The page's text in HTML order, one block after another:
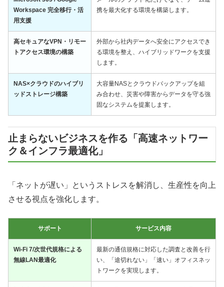
Workspace 完全移行・活
用支援
携を最大化する環境を構築します。
高セキュアなVPN・リモー
トアクセス環境の構築
外部から社内データへ安全にアクセスでき
る環境を整え、ハイブリッドワークを支援
します。
NAS×クラウドのハイブリ
ッドストレージ構築
大容量NASとクラウドバックアップを組
み合わせ、災害や障害からデータを守る強
固なシステムを提案します。
止まらないビジネスを作る「高速ネットワー
ク＆インフラ最適化」
「ネットが遅い」というストレスを解消し、生産性を向上
させる視点を強化します。
サポート サービス内容
Wi-Fi 7/次世代規格による
無線LAN最適化
最新の通信規格に対応した調査と改善を行
い、「途切れない」「速い」オフィスネッ
トワークを実現します。